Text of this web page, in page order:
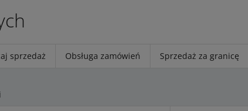
sprzedaż Obsługa zamówień Sprzedaż za granicę